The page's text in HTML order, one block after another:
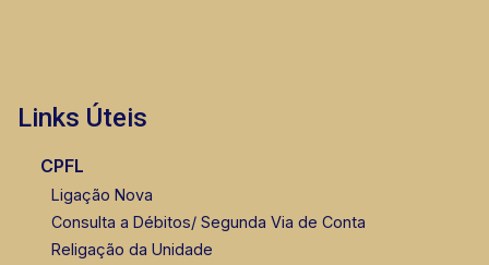
Links Úteis
CPFL
Ligação Nova
Consulta a Débitos/ Segunda Via de Conta
Religação da Unidade